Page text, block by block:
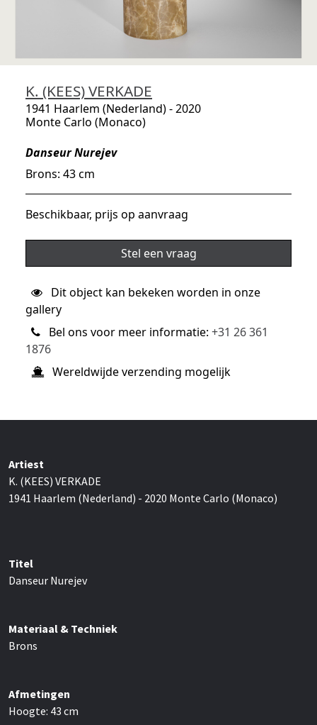
K. (KEES) VERKADE
1941 Haarlem (Nederland) - 2020
Monte Carlo (Monaco)
Danseur Nurejev
Brons: 43 cm
Beschikbaar, prijs op aanvraag
Stel een vraag
Dit object kan bekeken worden in onze
gallery
Bel ons voor meer informatie: +31 26 361
1876
Wereldwijde verzending mogelijk
Artiest
K. (KEES) VERKADE
1941 Haarlem (Nederland) - 2020 Monte Carlo (Monaco)
Titel
Danseur Nurejev
Materiaal & Techniek
Brons
Afmetingen
Hoogte: 43 cm